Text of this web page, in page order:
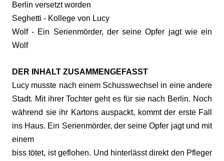
Berlin versetzt worden
Seghetti - Kollege von Lucy
Wolf - Ein Serienmörder, der seine Opfer jagt wie ein
Wolf
DER INHALT ZUSAMMENGEFASST
Lucy musste nach einem Schusswechsel in eine andere
Stadt. Mit ihrer Tochter geht es für sie nach Berlin. Noch
während sie ihr Kartons auspackt, kommt der erste Fall
ins Haus. Ein Serienmörder, der seine Opfer jagt und mit
einem
biss tötet, ist geflohen. Und hinterlässt direkt den Pfleger